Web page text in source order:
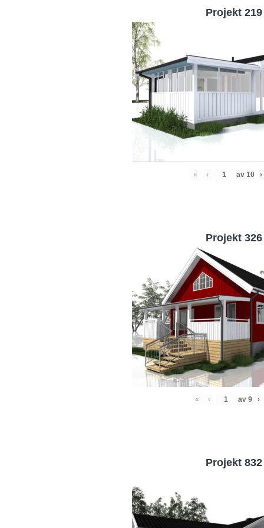
Projekt 219
« ‹ av 10 ›
Projekt 326
« ‹ av 9 ›
Projekt 832